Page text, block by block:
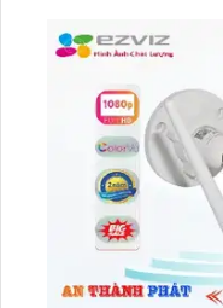
nét và rõ ràng ngay
Camera cũng được
thông qua hồng
liên tục 24/7. Với
thích ứng với mọi
CS-H3c-R100-
việc bảo vệ và giám
của bạn.